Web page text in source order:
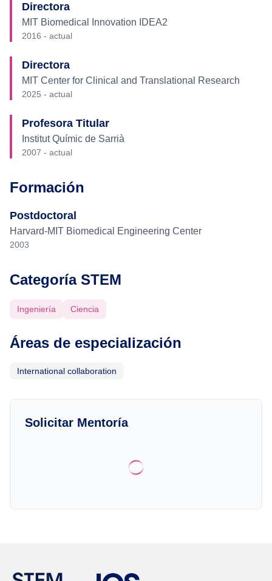
Directora
MIT Biomedical Innovation IDEA2
2016 - actual
Directora
MIT Center for Clinical and Translational Research
2025 - actual
Profesora Titular
Institut Químic de Sarrià
2007 - actual
Formación
Postdoctoral
Harvard-MIT Biomedical Engineering Center
2003
Categoría STEM
Ingeniería Ciencia
Áreas de especialización
International collaboration
Solicitar Mentoría